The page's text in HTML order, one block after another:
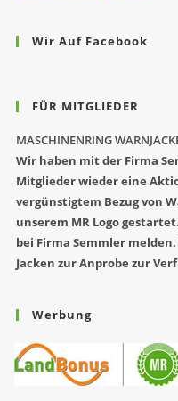
Wir Auf Facebook
FÜR MITGLIEDER
MASCHINENRING
Wir haben mit der Firma
Mitglieder wieder eine
vergünstigtem Bezug von
unserem MR Logo
bei Firma Semmler
Jacken zur Anprobe zur
Werbung